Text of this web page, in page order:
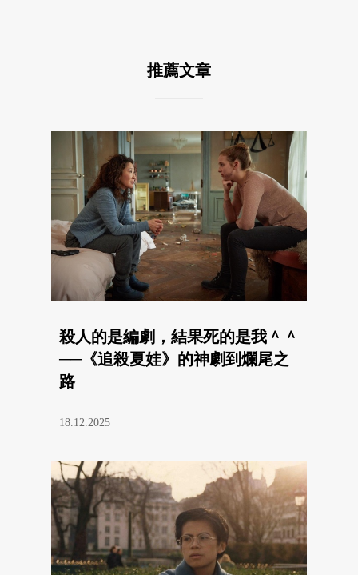
推薦文章
殺人的是編劇，結果死的是我＾＾
──《追殺夏娃》的神劇到爛尾之
路
18.12.2025